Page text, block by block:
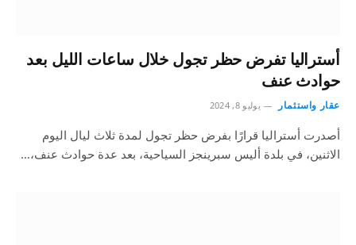
أستراليا تفرض حظر تجول خلال ساعات الليل بعد
حوادث عنف
عقار واستثمار يوليو 8, 2024
أصدرت أستراليا قرارًا بفرض حظر تجول لمدة ثلاث ليال اليوم
الاثنين، في بلدة أليس سبرينجز السياحية، بعد عدة حوادث عنف،…